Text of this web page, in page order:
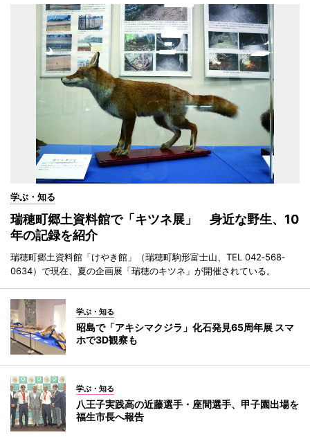
学ぶ・知る
瑞穂町郷土資料館で「キツネ展」 身近な野生、10
年の記録を紹介
瑞穂町郷土資料館「けやき館」（瑞穂町駒形富士山、TEL 042‐568‐
0634）で現在、夏の企画展「瑞穂のキツネ」が開催されている。
学ぶ・知る
昭島で「アキシマクジラ」化石発見65周年展 スマ
ホで3D観察も
学ぶ・知る
八王子実践高の近藤選手・座間選手、甲子園出場を
福生市長へ報告